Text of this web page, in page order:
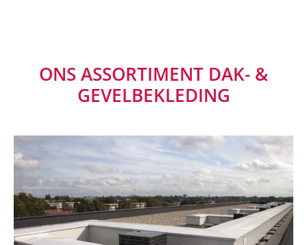
ONS ASSORTIMENT DAK- &
GEVELBEKLEDING